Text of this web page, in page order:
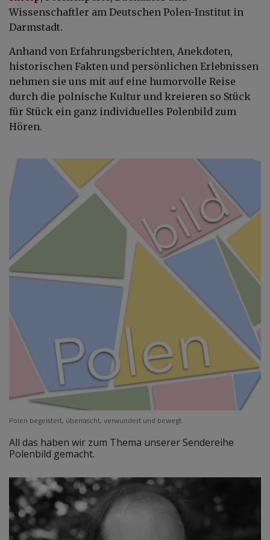
Wissenschaftler am Deutschen Polen-Institut in
Darmstadt.
Anhand von Erfahrungsberichten, Anekdoten,
historischen Fakten und persönlichen Erlebnissen
nehmen sie uns mit auf eine humorvolle Reise
durch die polnische Kultur und kreieren so Stück
für Stück ein ganz individuelles Polenbild zum
Hören.
Polen begeistert, überrascht, verwundert und bewegt.
All das haben wir zum Thema unserer Sendereihe
Polenbild gemacht.